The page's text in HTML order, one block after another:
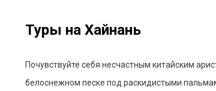
Туры на Хайнань
Почувствуйте себя несчастным китайским
белоснежном песке под раскидистыми